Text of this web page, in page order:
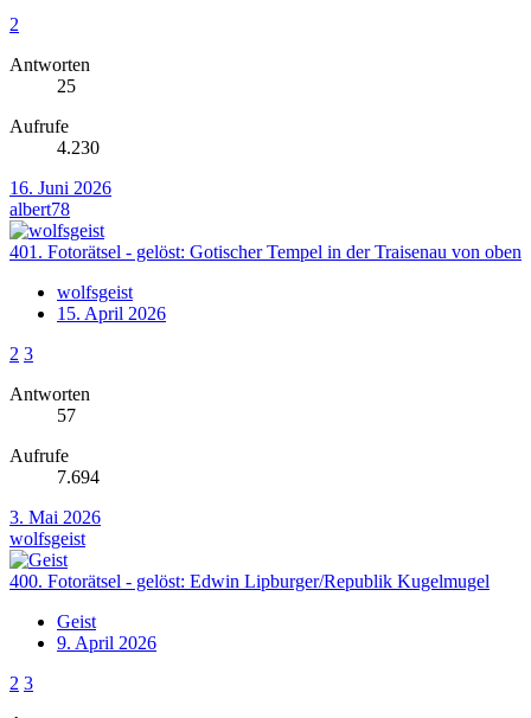
2
Antworten
25
Aufrufe
4.230
16. Juni 2026
albert78
401. Fotorätsel - gelöst: Gotischer Tempel in der Traisenau von oben
wolfsgeist
15. April 2026
2 3
Antworten
57
Aufrufe
7.694
3. Mai 2026
wolfsgeist
400. Fotorätsel - gelöst: Edwin Lipburger/Republik Kugelmugel
Geist
9. April 2026
2 3